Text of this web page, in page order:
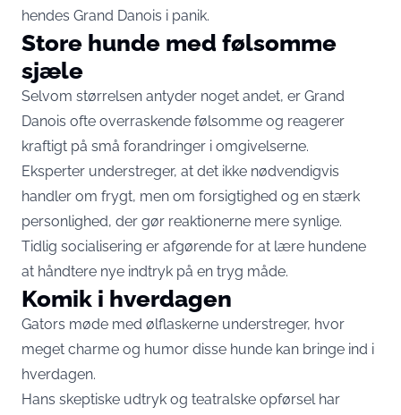
hendes Grand Danois i panik.
Store hunde med følsomme
sjæle
Selvom størrelsen antyder noget andet, er Grand
Danois ofte overraskende følsomme og reagerer
kraftigt på små forandringer i omgivelserne.
Eksperter understreger, at det ikke nødvendigvis
handler om frygt, men om forsigtighed og en stærk
personlighed, der gør reaktionerne mere synlige.
Tidlig socialisering er afgørende for at lære hundene
at håndtere nye indtryk på en tryg måde.
Komik i hverdagen
Gators møde med ølflaskerne understreger, hvor
meget charme og humor disse hunde kan bringe ind i
hverdagen.
Hans skeptiske udtryk og teatralske opførsel har